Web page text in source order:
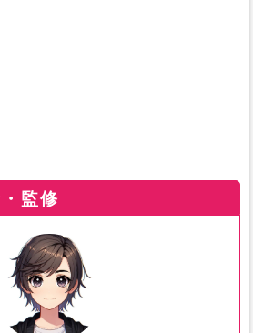
監修